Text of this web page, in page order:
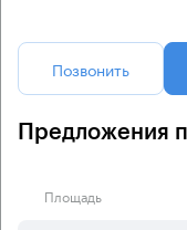
Позвонить
Предложения
Площадь